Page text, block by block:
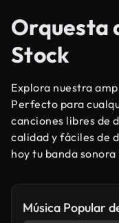
Orquesta
Stock
Explora nuestra
Perfecto para
canciones libres de
calidad y fáciles de
hoy tu banda sonora
Música Popular